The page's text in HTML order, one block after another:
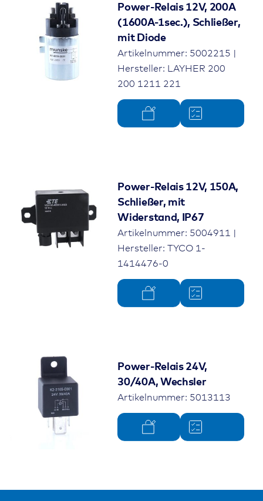
Power-Relais 12V, 200A
(1600A-1sec.), Schließer,
mit Diode
Artikelnummer: 5002215 |
Hersteller: LAYHER 200
200 1211 221
Power-Relais 12V, 150A,
Schließer, mit
Widerstand, IP67
Artikelnummer: 5004911 |
Hersteller: TYCO 1-
1414476-0
Power-Relais 24V,
30/40A, Wechsler
Artikelnummer: 5013113